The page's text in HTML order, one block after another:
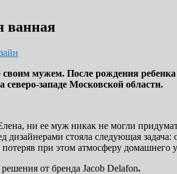
ванная
мужем. После рождения
западе Московской области.
ни ее муж никак не могли
стояла следующая
при этом атмосферу домашнего
от бренда Jacob Delafon.